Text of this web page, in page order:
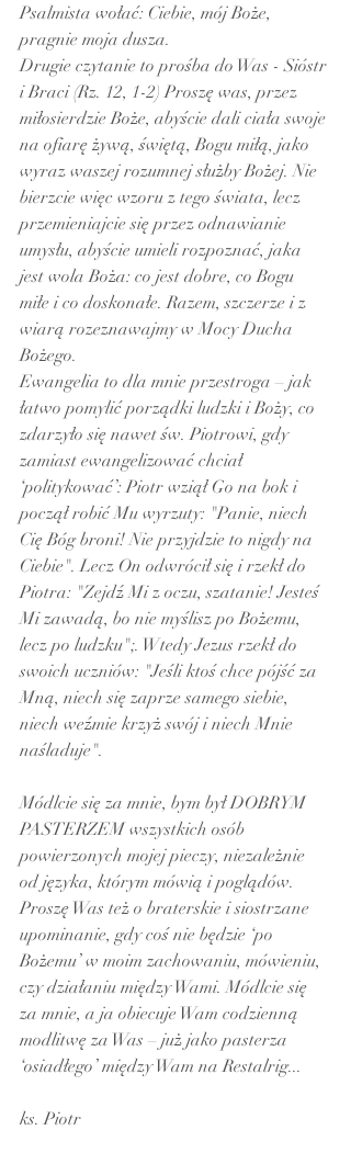
Psalmista wołać: Ciebie, mój Boże,
pragnie moja dusza.
Drugie czytanie to prośba do Was - Sióstr
i Braci (Rz. 12, 1-2) Proszę was, przez
miłosierdzie Boże, abyście dali ciała swoje
na ofiarę żywą, świętą, Bogu miłą, jako
wyraz waszej rozumnej służby Bożej. Nie
bierzcie więc wzoru z tego świata, lecz
przemieniajcie się przez odnawianie
umysłu, abyście umieli rozpoznać, jaka
jest wola Boża: co jest dobre, co Bogu
miłe i co doskonałe. Razem, szczerze i z
wiarą rozeznawajmy w Mocy Ducha
Bożego.
Ewangelia to dla mnie przestroga – jak
łatwo pomylić porządki ludzki i Boży, co
zdarzyło się nawet św. Piotrowi, gdy
zamiast ewangelizować chciał
‘politykować’: Piotr wziął Go na bok i
począł robić Mu wyrzuty: "Panie, niech
Cię Bóg broni! Nie przyjdzie to nigdy na
Ciebie". Lecz On odwrócił się i rzekł do
Piotra: "Zejdź Mi z oczu, szatanie! Jesteś
Mi zawadą, bo nie myślisz po Bożemu,
lecz po ludzku";. Wtedy Jezus rzekł do
swoich uczniów: "Jeśli ktoś chce pójść za
Mną, niech się zaprze samego siebie,
niech weźmie krzyż swój i niech Mnie
naśladuje".
Módlcie się za mnie, bym był DOBRYM
PASTERZEM wszystkich osób
powierzonych mojej pieczy, niezależnie
od języka, którym mówią i poglądów.
Proszę Was też o braterskie i siostrzane
upominanie, gdy coś nie będzie ‘po
Bożemu’ w moim zachowaniu, mówieniu,
czy działaniu między Wami. Módlcie się
za mnie, a ja obiecuje Wam codzienną
modlitwę za Was – już jako pasterza
‘osiadłego’ między Wam na Restalrig...
ks. Piotr